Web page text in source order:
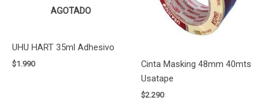
AGOTADO
UHU HART 35ml Adhesivo
$1.990
Cinta Masking 48mm 40mts
Usatape
$2.290